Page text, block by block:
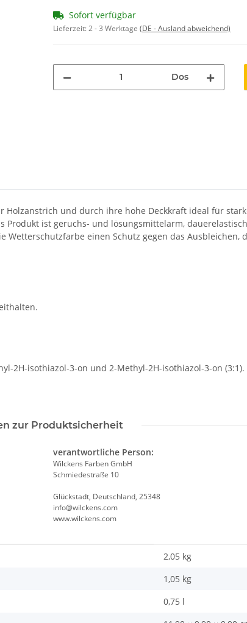
Sofort verfügbar
Lieferzeit:2 - 3 Werktage (DE - Ausland abweichend)
Dos
und durch ihre hohe Deckkraft ideal für
ist geruchs- und lösungsmittelarm,
einen Schutz gegen das Ausbleichen,
2H-isothiazol-3-on und 2-Methyl-2H-isothiazol-3-on
zur Produktsicherheit
verantwortliche Person:
Wilckens Farben GmbH
Schmiedestraße 10
Glückstadt, Deutschland, 25348
info@wilckens.com
www.wilckens.com
2,05 kg
1,05 kg
0,75 l